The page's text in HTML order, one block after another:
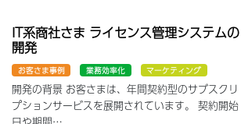
IT系商社さま ライセンス管理システムの
開発
お客さま事例 業務効率化 マーケティング
開発の背景 お客さまは、年間契約型のサブスクリ
プションサービスを展開されています。 契約開始